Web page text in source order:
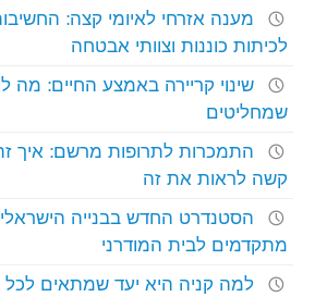
מענה אזרחי לאיומי קצה:
לכיתות כוננות וצוותי אבטחה
שינוי קריירה באמצע החיים: מה
שמחליטים
התמכרות לתרופות מרשם: איך
קשה לראות את זה
הסטנדרט החדש בבנייה
מתקדמים לבית המודרני
למה קניה היא יעד שמתאים לכל